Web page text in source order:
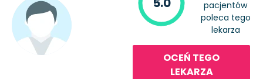
pacjentów
poleca tego
lekarza
OCEŃ TEGO
LEKARZA